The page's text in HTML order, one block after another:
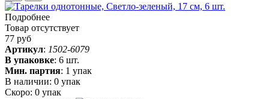
Подробнее
Товар отсутствует
77 руб
Артикул: 1502-6079
В упаковке: 6 шт.
Мин. партия: 1 упак
В наличии: 0 упак
Скоро: 0 упак